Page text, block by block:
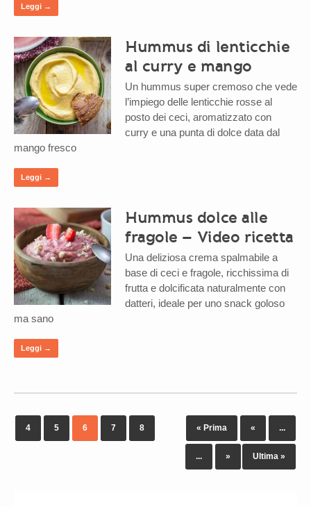
Leggi →
Hummus di lenticchie
al curry e mango
Un hummus super cremoso che vede
l’impiego delle lenticchie rosse al
posto dei ceci, aromatizzato con
curry e una punta di dolce data dal
mango fresco
Leggi →
Hummus dolce alle
fragole – Video ricetta
Una deliziosa crema spalmabile a
base di ceci e fragole, ricchissima di
frutta e dolcificata naturalmente con
datteri, ideale per uno snack goloso
ma sano
Leggi →
« Prima « ...
4 5 6 7 8
... » Ultima »